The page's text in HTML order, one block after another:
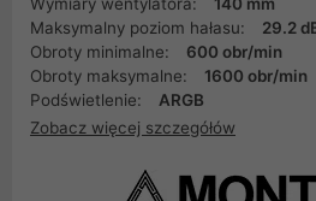
Maksymalny poziom hałasu:
29.2
Obroty minimalne:
600 obr/min
Obroty maksymalne:
1600 obr/min
Podświetlenie:
ARGB
Zobacz więcej szczegółów